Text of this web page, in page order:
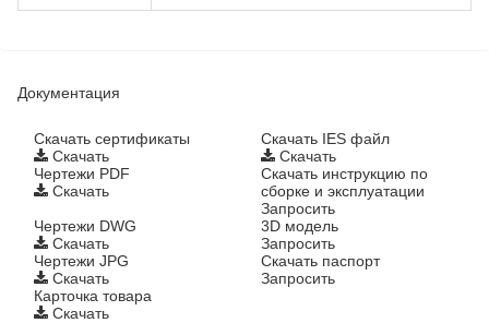
Документация
Cкачать сертификаты
Скачать
Скачать IES файл
Скачать
Чертежи PDF
Скачать
Скачать инструкцию по
сборке и эксплуатации
Запросить
Чертежи DWG
Скачать
3D модель
Запросить
Чертежи JPG
Скачать
Скачать паспорт
Запросить
Карточка товара
Скачать